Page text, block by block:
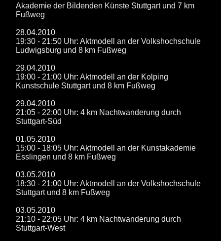
Akademie der Bildenden Künste Stuttgart und 7 km
Fußweg
28.04.2010
19:30 - 21:50 Uhr: Aktmodell an der Volkshochschule
Ludwigsburg und 8 km Fußweg
29.04.2010
19:00 - 21:00 Uhr: Aktmodell an der Kolping
Kunstschule Stuttgart und 8 km Fußweg
29.04.2010
21:05 - 22:00 Uhr: 4 km Nachtwanderung durch
Stuttgart-Süd
01.05.2010
15:00 - 18:05 Uhr: Aktmodell an der Kunstakademie
Esslingen und 8 km Fußweg
03.05.2010
18:30 - 21:00 Uhr: Aktmodell an der Volkshochschule
Stuttgart und 8 km Fußweg
03.05.2010
21:10 - 22:05 Uhr: 4 km Nachtwanderung durch
Stuttgart-West